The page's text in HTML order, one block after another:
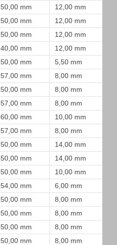
50,00 mm
12,00 mm
50,00 mm
12,00 mm
50,00 mm
12,00 mm
40,00 mm
12,00 mm
50,00 mm
5,50 mm
57,00 mm
8,00 mm
50,00 mm
8,00 mm
57,00 mm
8,00 mm
60,00 mm
10,00 mm
57,00 mm
8,00 mm
50,00 mm
14,00 mm
50,00 mm
14,00 mm
50,00 mm
10,00 mm
54,00 mm
6,00 mm
50,00 mm
8,00 mm
50,00 mm
8,00 mm
50,00 mm
8,00 mm
50,00 mm
8,00 mm